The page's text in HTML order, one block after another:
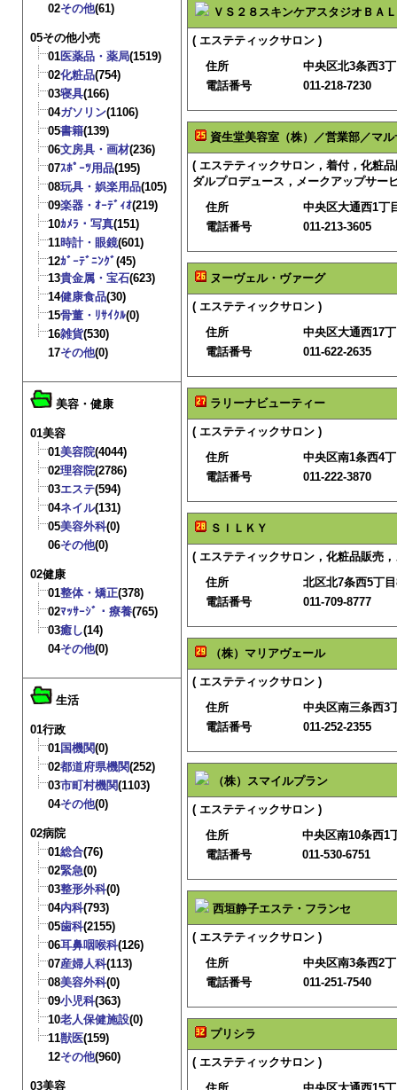
02その他(61)
05その他小売
01医薬品・薬局(1519)
02化粧品(754)
03寝具(166)
04ガソリン(1106)
05書籍(139)
06文房具・画材(236)
07ｽﾎﾟｰﾂ用品(195)
08玩具・娯楽用品(105)
09楽器・ｵｰﾃﾞｨｵ(219)
10ｶﾒﾗ・写真(151)
11時計・眼鏡(601)
12ｶﾞｰﾃﾞﾆﾝｸﾞ(45)
13貴金属・宝石(623)
14健康食品(30)
15骨董・ﾘｻｲｸﾙ(0)
16雑貨(530)
17その他(0)
美容・健康
01美容
01美容院(4044)
02理容院(2786)
03エステ(594)
04ネイル(131)
05美容外科(0)
06その他(0)
02健康
01整体・矯正(378)
02ﾏｯｻｰｼﾞ・療養(765)
03癒し(14)
04その他(0)
生活
01行政
01国機関(0)
02都道府県機関(252)
03市町村機関(1103)
04その他(0)
02病院
01総合(76)
02緊急(0)
03整形外科(0)
04内科(793)
05歯科(2155)
06耳鼻咽喉科(126)
07産婦人科(113)
08美容外科(0)
09小児科(363)
10老人保健施設(0)
11獣医(159)
12その他(960)
03美容
ＶＳ２８スキンケアスタジオＢＡ
( エステティックサロン )
住所
中央区北3条西3
電話番号
011-218-7230
資生堂美容室（株）／営業部／マル
( エステティックサロン，着付，化粧
ダルプロデュース，メークアップサー
住所
中央区大通西1丁
電話番号
011-213-3605
ヌーヴェル・ヴァーグ
( エステティックサロン )
住所
中央区大通西17
電話番号
011-622-2635
ラリーナビューティー
( エステティックサロン )
住所
中央区南1条西4
電話番号
011-222-3870
ＳＩＬＫＹ
( エステティックサロン，化粧品販売
住所
北区北7条西5丁
電話番号
011-709-8777
（株）マリアヴェール
( エステティックサロン )
住所
中央区南三条西3
電話番号
011-252-2355
（株）スマイルプラン
( エステティックサロン )
住所
中央区南10条西1
電話番号
011-530-6751
西垣静子エステ・フランセ
( エステティックサロン )
住所
中央区南3条西2
電話番号
011-251-7540
プリシラ
( エステティックサロン )